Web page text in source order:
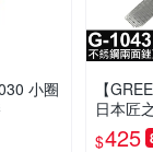
小圈
【
日本匠
不銹鋼
$425